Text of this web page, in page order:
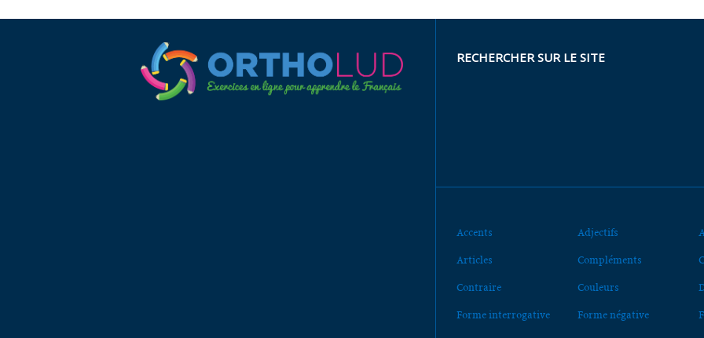
RECHERCHER SUR LE SITE
Accents Adjectifs
Articles Compléments
Contraire Couleurs
Forme interrogative Forme négative